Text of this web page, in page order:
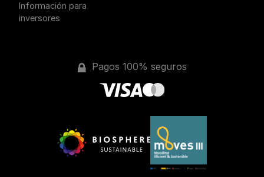
Información para
inversores
Pagos 100% seguros